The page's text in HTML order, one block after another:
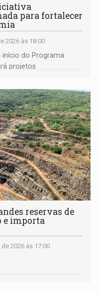
para fortalecer
2026 às 18:00
início do Programa
projetos
ser feita até 1º de
reservas de
e importa
2026 às 17:00